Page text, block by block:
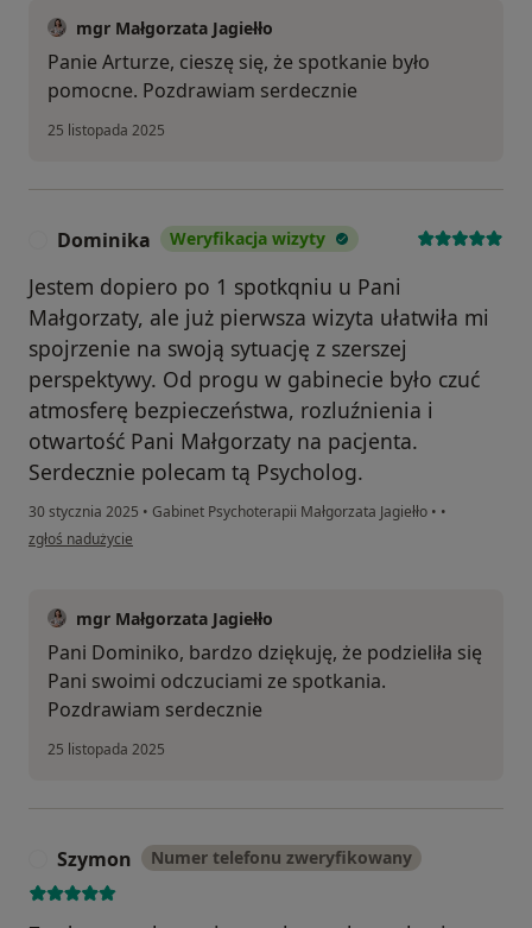
mgr Małgorzata Jagiełło
Panie Arturze, cieszę się, że spotkanie było
pomocne. Pozdrawiam serdecznie
25 listopada 2025
Dominika Weryfikacja wizyty
Jestem dopiero po 1 spotkqniu u Pani
Małgorzaty, ale już pierwsza wizyta ułatwiła mi
spojrzenie na swoją sytuację z szerszej
perspektywy. Od progu w gabinecie było czuć
atmosferę bezpieczeństwa, rozluźnienia i
otwartość Pani Małgorzaty na pacjenta.
Serdecznie polecam tą Psycholog.
30 stycznia 2025 • Gabinet Psychoterapii Małgorzata Jagiełło • •
w opinii użytkownika Dominika
zgłoś nadużycie
mgr Małgorzata Jagiełło
Pani Dominiko, bardzo dziękuję, że podzieliła się
Pani swoimi odczuciami ze spotkania.
Pozdrawiam serdecznie
25 listopada 2025
Szymon Numer telefonu zweryfikowany